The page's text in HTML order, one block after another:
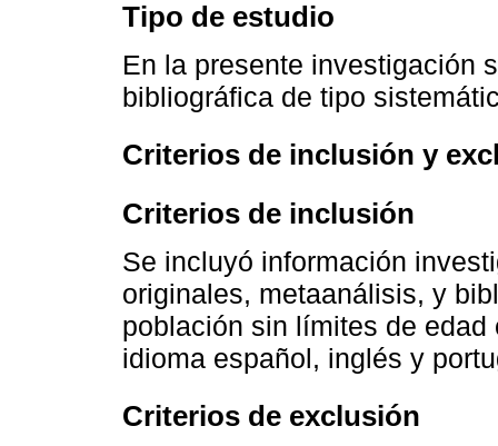
Tipo de estudio
En la presente investigación
bibliográfica de tipo
Criterios de inclusión y
Criterios de inclusión
Se incluyó información
originales, metaanálisis, y
población sin límites de
idioma español, inglés y
Criterios de exclusión